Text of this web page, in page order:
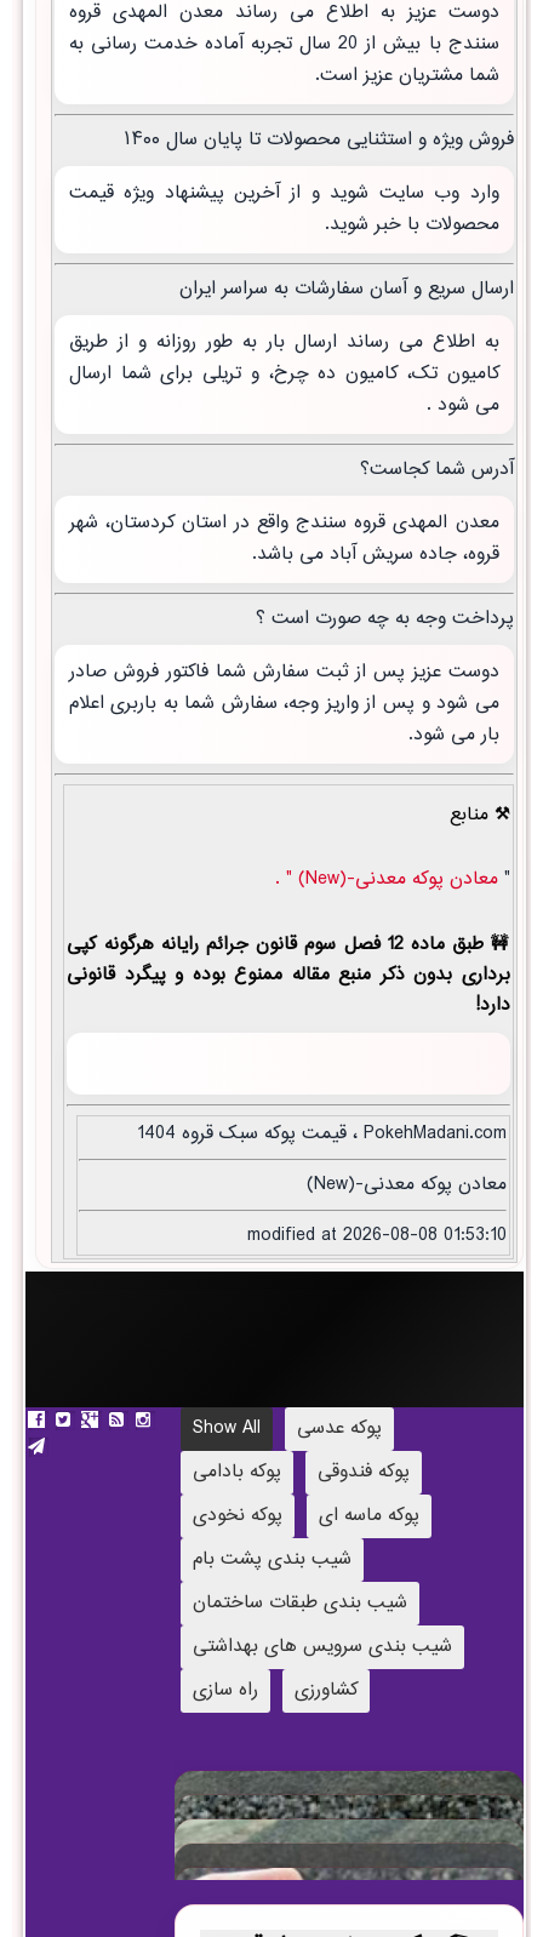
دوست عزیز به اطلاع می رساند معدن المهدی قروه
سنندج با بیش از 20 سال تجربه آماده خدمت رسانی به
شما مشتریان عزیز است.
فروش ویژه و استثنایی محصولات تا پایان سال ۱۴۰۰
وارد وب سایت شوید و از آخرین پیشنهاد ویژه قیمت
محصولات با خبر شوید.
ارسال سریع و آسان سفارشات به سراسر ایران
به اطلاع می رساند ارسال بار به طور روزانه و از طریق
کامیون تک، کامیون ده چرخ، و تریلی برای شما ارسال
می شود .
آدرس شما کجاست؟
معدن المهدی قروه سنندج واقع در استان کردستان، شهر
قروه، جاده سریش آباد می باشد.
پرداخت وجه به چه صورت است ؟
دوست عزیز پس از ثبت سفارش شما فاکتور فروش صادر
می شود و پس از واریز وجه، سفارش شما به باربری اعلام
بار می شود.
منابع
"معادن پوکه معدنی-(New) " .
طبق ماده 12 فصل سوم قانون جرائم رایانه هرگونه کپی
برداری بدون ذکر منبع مقاله ممنوع بوده و پیگرد قانونی
دارد!
PokehMadani.com ، قیمت پوکه سبک قروه 1404
معادن پوکه معدنی-(New)
modified at 2026-08-08 01:53:10
Show All
پوکه عدسی
پوکه بادامی
پوکه فندوقی
پوکه نخودی
پوکه ماسه ای
شیب بندی پشت بام
شیب بندی طبقات ساختمان
شیب بندی سرویس های بهداشتی
راه سازی
کشاورزی